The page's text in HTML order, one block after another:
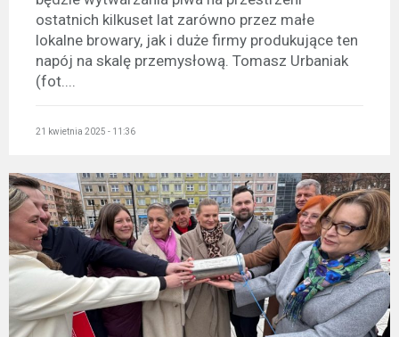
ostatnich kilkuset lat zarówno przez małe
lokalne browary, jak i duże firmy produkujące ten
napój na skalę przemysłową. Tomasz Urbaniak
(fot....
21 kwietnia 2025 - 11:36